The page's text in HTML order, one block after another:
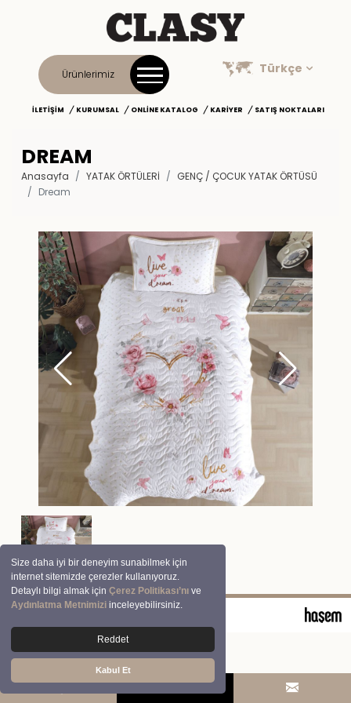
Size daha iyi bir deneyim sunabilmek için
internet sitemizde çerezler kullanıyoruz.
Detaylı bilgi almak içinÇerez Politikası’nı ve
Aydınlatma Metnimizi inceleyebilirsiniz.
Reddet
Kabul Et
Ürünlerimiz Türkçe
İLETIŞIM KURUMSAL ONLINE KATALOG KARIYER SATIŞ NOKTALARI
DREAM
Anasayfa YATAK ÖRTÜLERİ
GENÇ / ÇOCUK YATAK ÖRTÜSÜ
Dream